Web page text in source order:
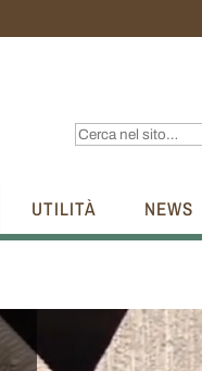
UTILITÀ NEWS